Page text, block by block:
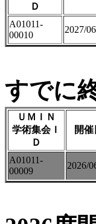
Ｄ
A01011-
00010
2027/
すでに
ＵＭＩＮ
学術集会Ｉ
Ｄ
開催
A01011-
00009
2026/